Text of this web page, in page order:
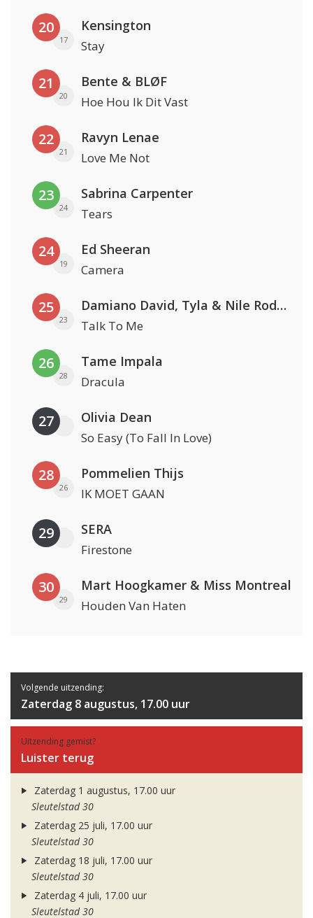
20
17
Kensington
Stay
21
20
Bente & BLØF
Hoe Hou Ik Dit Vast
22
21
Ravyn Lenae
Love Me Not
23
24
Sabrina Carpenter
Tears
24
19
Ed Sheeran
Camera
25
23
Damiano David, Tyla & Nile Rodgers
Talk To Me
26
28
Tame Impala
Dracula
27 Olivia Dean
So Easy (To Fall In Love)
28
26
Pommelien Thijs
IK MOET GAAN
29 SERA
Firestone
30
29
Mart Hoogkamer & Miss Montreal
Houden Van Haten
Volgende uitzending:
Zaterdag 8 augustus, 17.00 uur
Uitzending gemist?
Luister terug
Zaterdag 1 augustus, 17.00 uur
Sleutelstad 30
Zaterdag 25 juli, 17.00 uur
Sleutelstad 30
Zaterdag 18 juli, 17.00 uur
Sleutelstad 30
Zaterdag 4 juli, 17.00 uur
Sleutelstad 30